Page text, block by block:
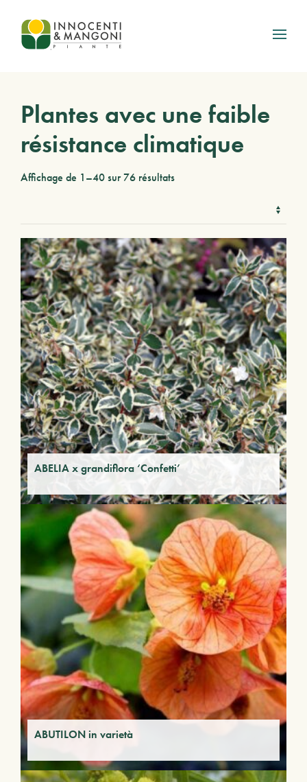
Skip to main content
Plantes avec une faible
résistance climatique
Affichage de 1–40 sur 76 résultats
ABELIA x grandiflora ‘Confetti’
ABUTILON in varietà